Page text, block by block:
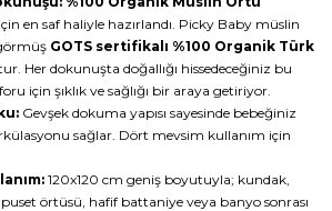
en saf haliyle hazırlandı. Picky Baby müslin
GOTS sertifikalı %100 Organik Türk
Her dokunuşta doğallığı hissedeceğiniz bu
için şıklık ve sağlığı bir araya getiriyor.
Gevşek dokuma yapısı sayesinde bebeğiniz
sağlar. Dört mevsim kullanım için
120x120 cm geniş boyutuyla; kundak,
örtüsü, hafif battaniye veya banyo sonrası